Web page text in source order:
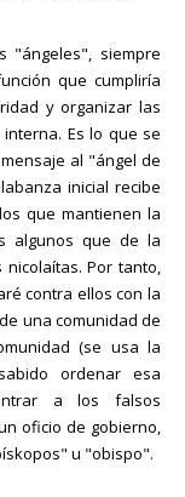
siempre
que cumpliría
y organizar las
Es lo que se
al "ángel de
inicial recibe
que mantienen la
algunos que de la
Por tanto,
contra ellos con la
una comunidad de
(se usa la
ordenar esa
a los falsos
oficio de gobierno,
u "obispo".